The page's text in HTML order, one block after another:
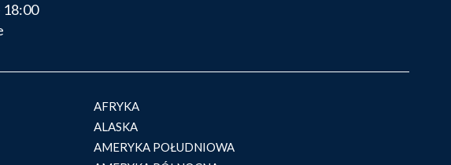
18:00
AFRYKA
ALASKA
AMERYKA POŁUDNIOWA